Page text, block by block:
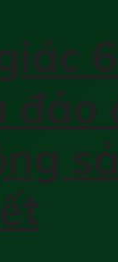
đảo